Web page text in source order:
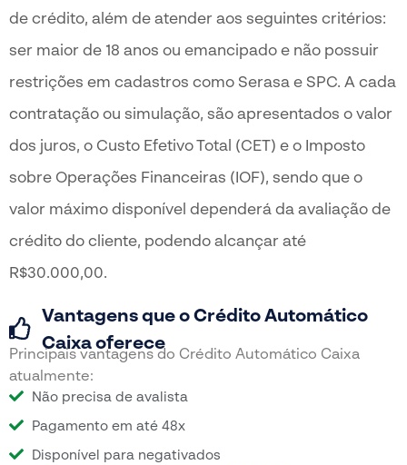
de crédito, além de atender aos seguintes critérios:
ser maior de 18 anos ou emancipado e não possuir
restrições em cadastros como Serasa e SPC. A cada
contratação ou simulação, são apresentados o valor
dos juros, o Custo Efetivo Total (CET) e o Imposto
sobre Operações Financeiras (IOF), sendo que o
valor máximo disponível dependerá da avaliação de
crédito do cliente, podendo alcançar até
R$30.000,00.
Vantagens que o Crédito Automático
Caixa oferece
Principais vantagens do Crédito Automático Caixa
atualmente:
Não precisa de avalista
Pagamento em até 48x
Disponível para negativados